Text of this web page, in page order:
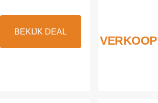
BEKIJK DEAL
VERKOOP